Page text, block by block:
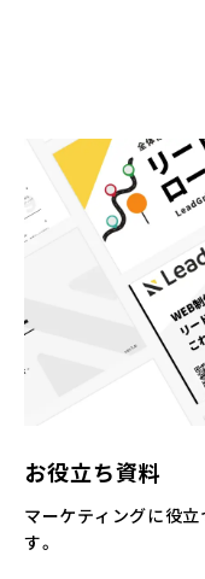
お役立ち資料
マーケティングに役
す。